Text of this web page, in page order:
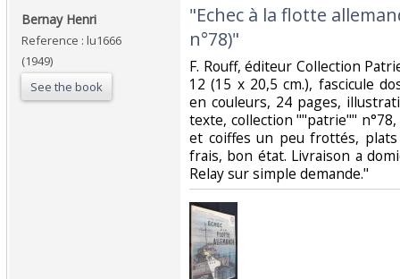
‎Bernay Henri‎
Reference : lu1666
(1949)
See the book
‎"Echec à la flotte
n°78)"‎
‎F. Rouff, éditeur Collection
12 (15 x 20,5 cm.), fascicule
en couleurs, 24 pages,
texte, collection ""patrie""
et coiffes un peu frottés,
frais, bon état. Livraison a
Relay sur simple demande."‎